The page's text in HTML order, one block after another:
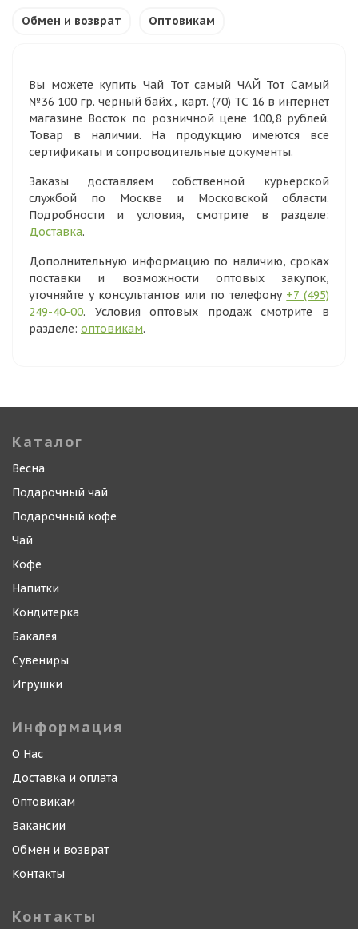
Обмен и возврат Оптовикам
Вы можете купить Чай Тот самый ЧАЙ Тот Самый
№36 100 гр. черный байх., карт. (70) ТС 16 в интернет
магазине Восток по розничной цене 100,8 рублей.
Товар в наличии. На продукцию имеются все
сертификаты и сопроводительные документы.
Заказы доставляем собственной курьерской
службой по Москве и Московской области.
Подробности и условия, смотрите в разделе:
Доставка.
Дополнительную информацию по наличию, сроках
поставки и возможности оптовых закупок,
уточняйте у консультантов или по телефону +7 (495)
249-40-00. Условия оптовых продаж смотрите в
разделе: оптовикам.
Каталог
Весна
Подарочный чай
Подарочный кофе
Чай
Кофе
Напитки
Кондитерка
Бакалея
Сувениры
Игрушки
Информация
О Нас
Доставка и оплата
Оптовикам
Вакансии
Обмен и возврат
Контакты
Контакты